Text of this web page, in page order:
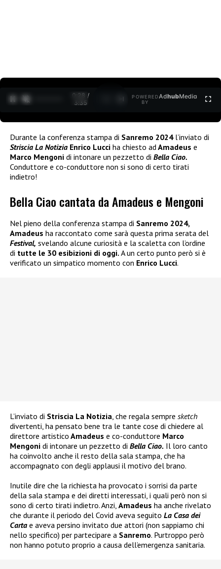
0:29 /
3:35
POWERED
BY
AdhubMedia
Durante la conferenza stampa di Sanremo 2024l’inviato di
Striscia La Notizia Enrico Lucci ha chiesto ad Amadeus e
Marco Mengoni di intonare un pezzetto di Bella Ciao.
Conduttore e co-conduttore non si sono di certo tirati
indietro!
Bella Ciao cantata da Amadeus e Mengoni
Nel pieno della conferenza stampa di Sanremo 2024,
Amadeus ha raccontato come sarà questa prima serata del
Festival, svelando alcune curiosità e la scaletta con l’ordine
di tutte le 30 esibizioni di oggi. A un certo punto però si è
verificato un simpatico momento con Enrico Lucci.
L’inviato di Striscia La Notizia, che regala sempre sketch
divertenti, ha pensato bene tra le tante cose di chiedere al
direttore artistico Amadeus e co-conduttore Marco
Mengoni di intonare un pezzetto di Bella Ciao. Il loro canto
ha coinvolto anche il resto della sala stampa, che ha
accompagnato con degli applausi il motivo del brano.
Inutile dire che la richiesta ha provocato i sorrisi da parte
della sala stampa e dei diretti interessati, i quali però non si
sono di certo tirati indietro. Anzi, Amadeus ha anche rivelato
che durante il periodo del Covid aveva seguito La Casa dei
Carta e aveva persino invitato due attori (non sappiamo chi
nello specifico) per partecipare a Sanremo. Purtroppo però
non hanno potuto proprio a causa dell’emergenza sanitaria.